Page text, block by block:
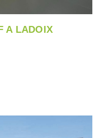
A LADOIX